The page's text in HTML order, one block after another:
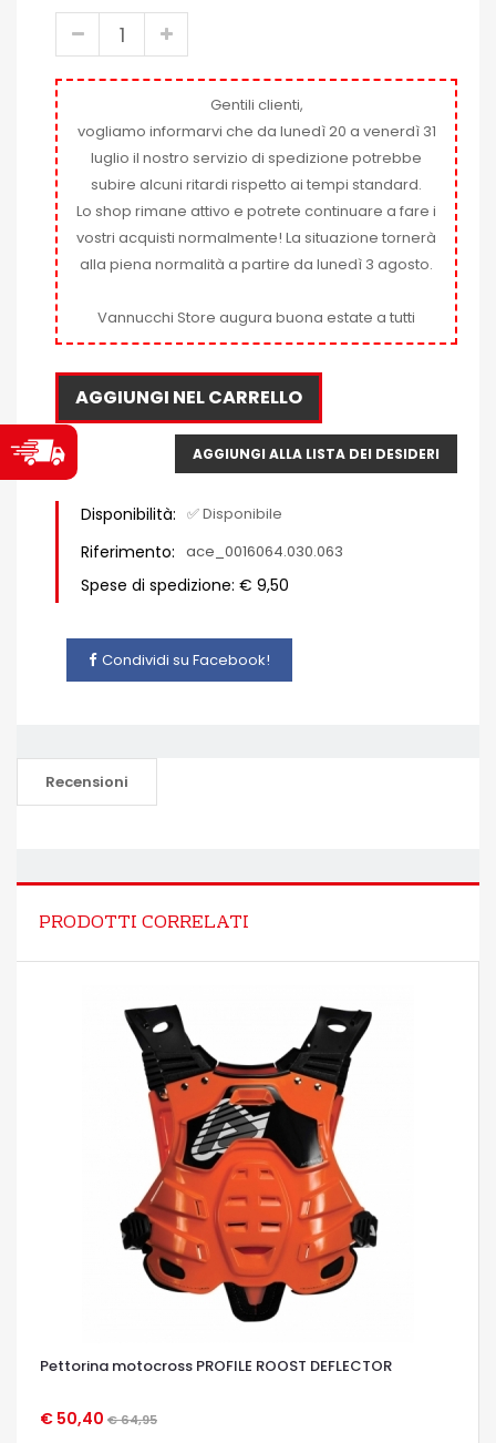
Gentili clienti,
vogliamo informarvi che da lunedì 20 a venerdì 31
luglio il nostro servizio di spedizione potrebbe
subire alcuni ritardi rispetto ai tempi standard.
Lo shop rimane attivo e potrete continuare a fare i
vostri acquisti normalmente! La situazione tornerà
alla piena normalità a partire da lunedì 3 agosto.
Vannucchi Store augura buona estate a tutti
AGGIUNGI NEL CARRELLO
AGGIUNGI ALLA LISTA DEI DESIDERI
Disponibilità: ✅ Disponibile
Riferimento: ace_0016064.030.063
Spese di spedizione: € 9,50
Condividi su Facebook!
Recensioni
PRODOTTI CORRELATI
Pettorina motocross PROFILE ROOST DEFLECTOR
€ 50,40 € 64,95
OCCHIATA VELOCE